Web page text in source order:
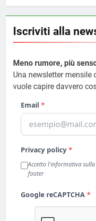
Iscriviti alla
Meno rumore, più
Una newsletter mensile
vuole capire davvero